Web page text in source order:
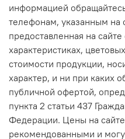
информацией
телефонам, указанным на
предоставленная на
характеристиках,
стоимости продукции,
характер, и ни при каких
публичной офертой,
пункта 2 статьи 437
Федерации. Цены на
рекомендованными и